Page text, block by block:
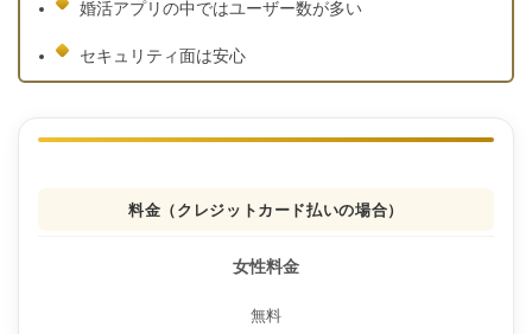
婚活アプリの中ではユーザー数が多い
セキュリティ面は安心
料金（クレジットカード払いの場合）
女性料金
無料